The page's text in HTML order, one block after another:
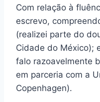
Com relação à
escrevo,
(realizei parte do
Cidade do México);
falo razoavelmente
em parceria com a
Copenhagen).